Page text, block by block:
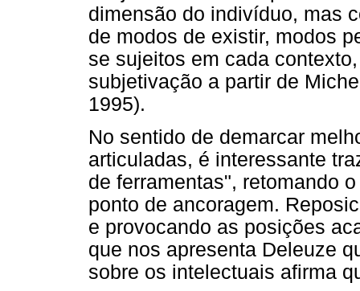
dimensão do indivíduo, mas
de modos de existir, modos
se sujeitos em cada
subjetivação a partir de
1995).
No sentido de demarcar
articuladas, é interessante
de ferramentas", retomando
ponto de ancoragem.
e provocando as posições
que nos apresenta Deleuze
sobre os intelectuais afirma